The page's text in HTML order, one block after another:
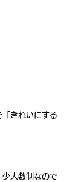
きれいにする
少人数制なので